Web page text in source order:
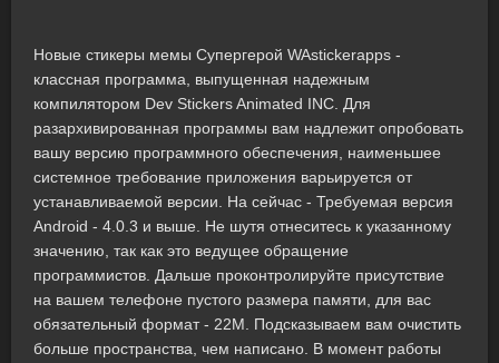
Новые стикеры мемы Супергерой WAstickerapps -
классная программа, выпущенная надежным
компилятором Dev Stickers Animated INC. Для
разархивированная программы вам надлежит опробовать
вашу версию программного обеспечения, наименьшее
системное требование приложения варьируется от
устанавливаемой версии. На сейчас - Требуемая версия
Android - 4.0.3 и выше. Не шутя отнеситесь к указанному
значению, так как это ведущее обращение
программистов. Дальше проконтролируйте присутствие
на вашем телефоне пустого размера памяти, для вас
обязательный формат - 22M. Подсказываем вам очистить
больше пространства, чем написано. В момент работы